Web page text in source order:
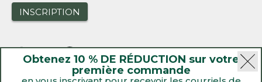
Obtenez 10 % DE RÉDUCTION sur votre
première commande
INSCRIPTION